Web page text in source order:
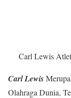
Carl Lewis
Carl Lewis
Olahraga Dunia,